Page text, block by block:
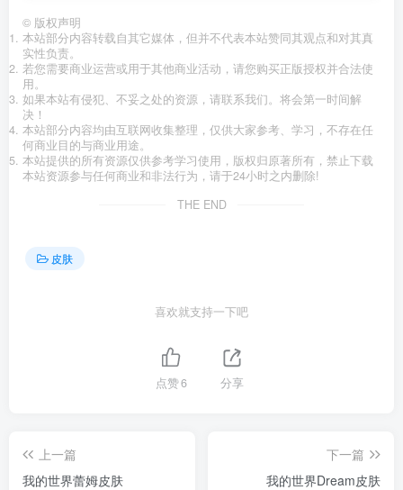
© 版权声明
本站部分内容转载自其它媒体，但并不代表本站赞同其观点和对其真
实性负责。
若您需要商业运营或用于其他商业活动，请您购买正版授权并合法使
用。
如果本站有侵犯、不妥之处的资源，请联系我们。将会第一时间解
决！
本站部分内容均由互联网收集整理，仅供大家参考、学习，不存在任
何商业目的与商业用途。
本站提供的所有资源仅供参考学习使用，版权归原著所有，禁止下载
本站资源参与任何商业和非法行为，请于24小时之内删除!
THE END
皮肤
喜欢就支持一下吧
点赞6 分享
上一篇
我的世界蕾姆皮肤
下一篇
我的世界Dream皮肤